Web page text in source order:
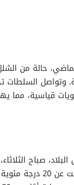
حالة من
السلطات
قياسية، مما
صباح
هيئة الأرصاد الجوية